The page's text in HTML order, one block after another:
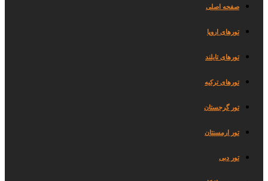
صفحه اصلی
تورهای اروپا
تورهای تایلند
تورهای ترکیه
تور گرجستان
تور ارمسنتان
تور دبی